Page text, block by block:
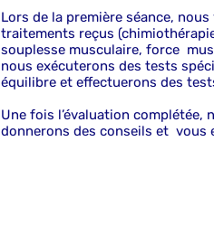
Lors de la première séance,
traitements reçus
souplesse musculaire, force
nous exécuterons des tests
équilibre et effectuerons des
Une fois l’évaluation
donnerons des conseils et vous